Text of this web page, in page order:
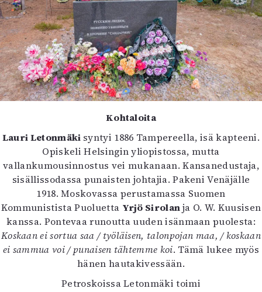
Kohtaloita
Lauri Letonmäki syntyi 1886 Tampereella, isä kapteeni.
Opiskeli Helsingin yliopistossa, mutta
vallankumousinnostus vei mukanaan. Kansanedustaja,
sisällissodassa punaisten johtajia. Pakeni Venäjälle
1918. Moskovassa perustamassa Suomen
Kommunistista Puoluetta Yrjö Sirolanja O. W. Kuusisen
kanssa. Pontevaa runoutta uuden isänmaan puolesta:
Koskaan ei sortua saa / työläisen, talonpojan maa, / koskaan
ei sammua voi / punaisen tähtemme koi. Tämä lukee myös
hänen hautakivessään.
Petroskoissa Letonmäki toimi